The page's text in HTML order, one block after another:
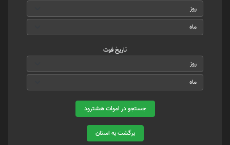
تاریخ فوت
جستجو در اموات هشترود
برگشت به استان